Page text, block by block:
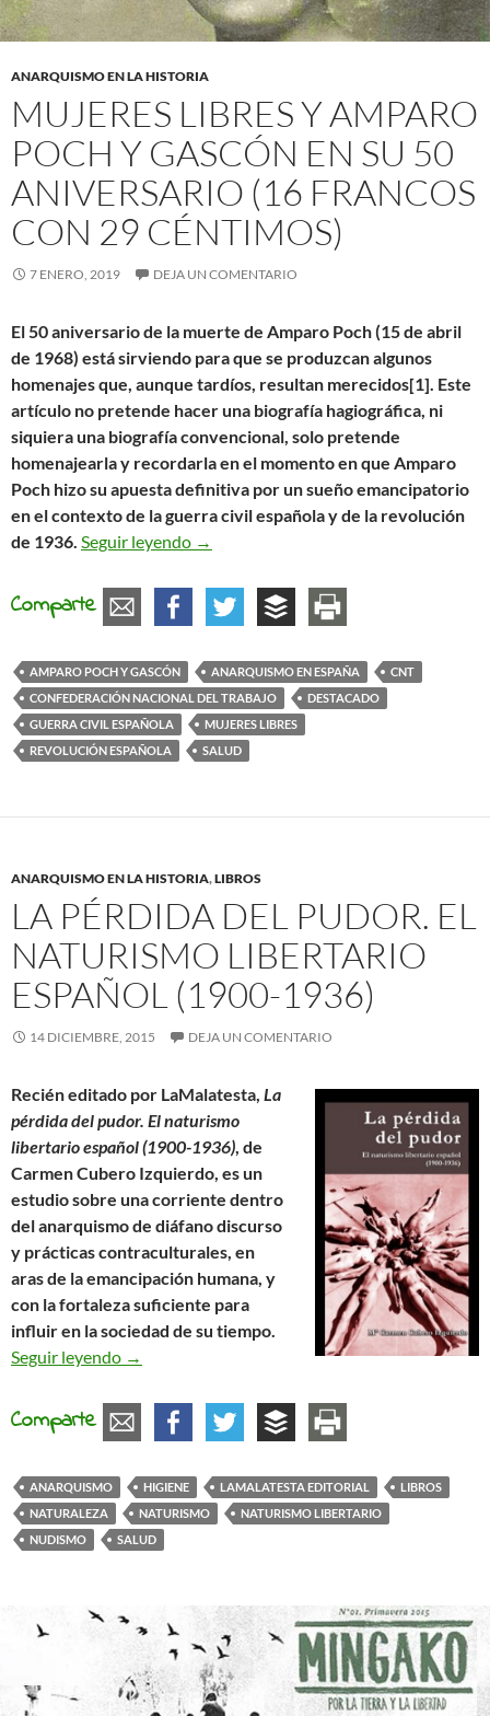
ANARQUISMO EN LA HISTORIA
MUJERES LIBRES Y AMPARO
POCH Y GASCÓN EN SU 50
ANIVERSARIO (16 FRANCOS
CON 29 CÉNTIMOS)
7 ENERO, 2019 DEJA UN COMENTARIO
El 50 aniversario de la muerte de Amparo Poch (15 de abril
de 1968) está sirviendo para que se produzcan algunos
homenajes que, aunque tardíos, resultan merecidos[1]. Este
artículo no pretende hacer una biografía hagiográfica, ni
siquiera una biografía convencional, solo pretende
homenajearla y recordarla en el momento en que Amparo
Poch hizo su apuesta definitiva por un sueño emancipatorio
en el contexto de la guerra civil española y de la revolución
de 1936. Seguir leyendo Mujeres Libres y Amparo Poch y
→
Comparte
AMPARO POCH Y GASCÓN ANARQUISMO EN ESPAÑA
CNT
CONFEDERACIÓN NACIONAL DEL TRABAJO
DESTACADO
GUERRA CIVIL ESPAÑOLA
MUJERES LIBRES
REVOLUCIÓN ESPAÑOLA
SALUD
ANARQUISMO EN LA HISTORIA,LIBROS
LA PÉRDIDA DEL PUDOR. EL
NATURISMO LIBERTARIO
ESPAÑOL (1900-1936)
14 DICIEMBRE, 2015 DEJA UN COMENTARIO
Recién editado por LaMalatesta, La
pérdida del pudor. El naturismo
libertario español (1900-1936) , de
Carmen Cubero Izquierdo, es un
estudio sobre una corriente dentro
del anarquismo de diáfano discurso
y prácticas contraculturales, en
aras de la emancipación humana, y
con la fortaleza suficiente para
influir en la sociedad de su tiempo.
Seguir leyendo
La pérdida del pudor. El naturismo libertario
→
Comparte
ANARQUISMO HIGIENE LAMALATESTA EDITORIAL
LIBROS
NATURALEZA
NATURISMO
NATURISMO LIBERTARIO
NUDISMO
SALUD